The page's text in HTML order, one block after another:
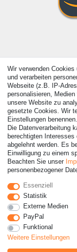
© Copyright
vorbehalten.
Grundpreise
Deutschland!
Wir verwenden
und verarbeiten
Webseite (z.B. IP-
personalisieren,
unsere Website zu
gesetzte Cookies. Wir
Einstellungen benennen.
Die Datenverarbeitung
berechtigten
abgelehnt werden. Es
Einwilligung zu einem
Beachten Sie unser
personenbezogener
Essenziell
Statistik
Externe Medien
PayPal
Funktional
Weitere Einstellungen